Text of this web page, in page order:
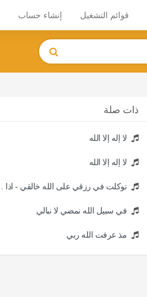
قوائم التشغيل إنشاء حساب
ذات صلة
لا إله إلا الله
لا إله إلا الله
في سبيل الله نمضي لا نبالي
مذ عرفت الله ربي